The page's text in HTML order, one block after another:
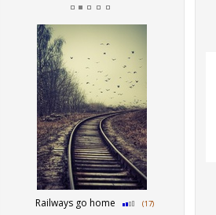
Railways go home (17)